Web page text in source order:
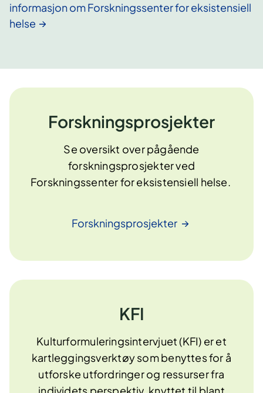
informasjon om Forskningssenter for eksistensiell
helse
Forskningsprosjekter
Se oversikt over pågående
forskningsprosjekter ved
Forskningssenter for eksistensiell helse.
Forskningsprosjekter
KFI
Kulturformuleringsintervjuet (KFI) er et
kartleggingsverktøy som benyttes for å
utforske utfordringer og ressurser fra